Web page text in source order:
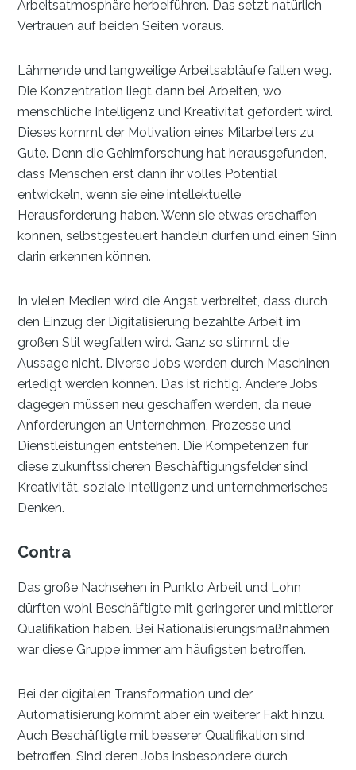
Arbeitsatmosphäre herbeiführen. Das setzt natürlich
Vertrauen auf beiden Seiten voraus.
Lähmende und langweilige Arbeitsabläufe fallen weg.
Die Konzentration liegt dann bei Arbeiten, wo
menschliche Intelligenz und Kreativität gefordert wird.
Dieses kommt der Motivation eines Mitarbeiters zu
Gute. Denn die Gehirnforschung hat herausgefunden,
dass Menschen erst dann ihr volles Potential
entwickeln, wenn sie eine intellektuelle
Herausforderung haben. Wenn sie etwas erschaffen
können, selbstgesteuert handeln dürfen und einen Sinn
darin erkennen können.
In vielen Medien wird die Angst verbreitet, dass durch
den Einzug der Digitalisierung bezahlte Arbeit im
großen Stil wegfallen wird. Ganz so stimmt die
Aussage nicht. Diverse Jobs werden durch Maschinen
erledigt werden können. Das ist richtig. Andere Jobs
dagegen müssen neu geschaffen werden, da neue
Anforderungen an Unternehmen, Prozesse und
Dienstleistungen entstehen. Die Kompetenzen für
diese zukunftssicheren Beschäftigungsfelder sind
Kreativität, soziale Intelligenz und unternehmerisches
Denken.
Contra
Das große Nachsehen in Punkto Arbeit und Lohn
dürften wohl Beschäftigte mit geringerer und mittlerer
Qualifikation haben. Bei Rationalisierungsmaßnahmen
war diese Gruppe immer am häufigsten betroffen.
Bei der digitalen Transformation und der
Automatisierung kommt aber ein weiterer Fakt hinzu.
Auch Beschäftigte mit besserer Qualifikation sind
betroffen. Sind deren Jobs insbesondere durch